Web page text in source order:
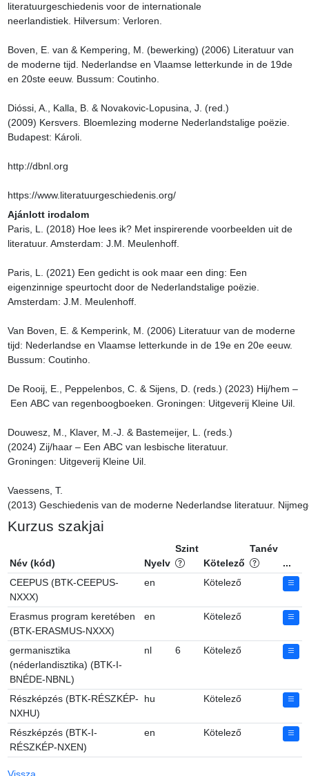
literatuurgeschiedenis voor de internationale
neerlandistiek. Hilversum: Verloren.
Boven, E. van & Kempering, M. (bewerking) (2006) Literatuur van
de moderne tijd. Nederlandse en Vlaamse letterkunde in de 19de
en 20ste eeuw. Bussum: Coutinho.
Dióssi, A., Kalla, B. & Novakovic-Lopusina, J. (red.)
(2009) Kersvers. Bloemlezing moderne Nederlandstalige poëzie.
Budapest: Károli.
http://dbnl.org
https://www.literatuurgeschiedenis.org/
Ajánlott irodalom
Paris, L. (2018) Hoe lees ik? Met inspirerende voorbeelden uit de
literatuur. Amsterdam: J.M. Meulenhoff.
Paris, L. (2021) Een gedicht is ook maar een ding: Een
eigenzinnige speurtocht door de Nederlandstalige poëzie.
Amsterdam: J.M. Meulenhoff.
Van Boven, E. & Kemperink, M. (2006) Literatuur van de moderne
tijd: Nederlandse en Vlaamse letterkunde in de 19e en 20e eeuw.
Bussum: Coutinho.
De Rooij, E., Peppelenbos, C. & Sijens, D. (reds.) (2023) Hij/hem –
Een ABC van regenboogboeken. Groningen: Uitgeverij Kleine Uil. ​
Douwesz, M., Klaver, M.-J. & Bastemeijer, L. (reds.)
(2024) Zij/haar – Een ABC van lesbische literatuur.
Groningen: Uitgeverij Kleine Uil.
Vaessens, T.
(2013) Geschiedenis van de moderne Nederlandse literatuur.
Kurzus szakjai
Név (kód) Nyelv
Szint
Kötelező
Tanév
...
CEEPUS (BTK-CEEPUS-
NXXX)
en Kötelező
Erasmus program keretében
(BTK-ERASMUS-NXXX)
en Kötelező
germanisztika
(néderlandisztika) (BTK-I-
BNÉDE-NBNL)
nl 6 Kötelező
Részképzés (BTK-RÉSZKÉP-
NXHU)
hu Kötelező
Részképzés (BTK-I-
RÉSZKÉP-NXEN)
en Kötelező